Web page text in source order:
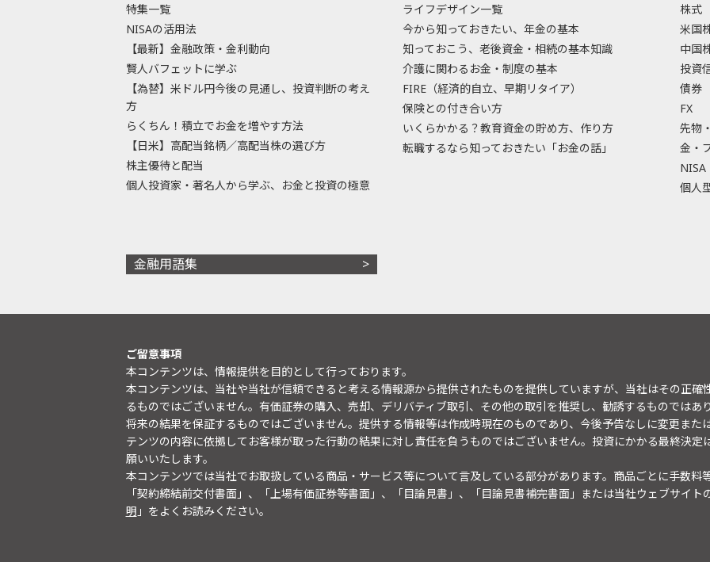
特集一覧
NISAの活用法
【最新】金融政策・金利動向
賢人バフェットに学ぶ
【為替】米ドル円今後の見通し、投資判断の考え
方
らくちん！積立でお金を増やす方法
【日米】高配当銘柄／高配当株の選び方
株主優待と配当
個人投資家・著名人から学ぶ、お金と投資の極意
ライフデザイン一覧
今から知っておきたい、年金の基本
知っておこう、老後資金・相続の基本知識
介護に関わるお金・制度の基本
FIRE（経済的自立、早期リタイア）
保険との付き合い方
いくらかかる？教育資金の貯め方、作り方
転職するなら知っておきたい「お金の話」
株式
米国
中国
投資
債券
FX
先物
金・
NISA
個人
金融用語集
ご留意事項
本コンテンツは、情報提供を目的として行っております。
本コンテンツは、当社や当社が信頼できると考える情報源から提供されたものを提供していますが、当社はその正
るものではございません。有価証券の購入、売却、デリバティブ取引、その他の取引を推奨し、勧誘するものではあ
将来の結果を保証するものではございません。提供する情報等は作成時現在のものであり、今後予告なしに変更また
テンツの内容に依拠してお客様が取った行動の結果に対し責任を負うものではございません。投資にかかる最終決
願いいたします。
本コンテンツでは当社でお取扱している商品・サービス等について言及している部分があります。商品ごとに手数料
「契約締結前交付書面」、「上場有価証券等書面」、「目論見書」、「目論見書補完書面」または当社ウェブサイト
明 」をよくお読みください。